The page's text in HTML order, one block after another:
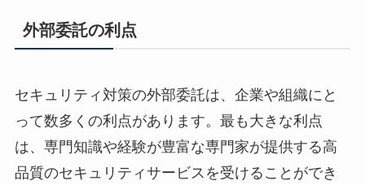
外部委託の利点
セキュリティ対策の外部委託は、企業や組織にと
って数多くの利点があります。最も大きな利点
は、専門知識や経験が豊富な専門家が提供する高
品質のセキュリティサービスを受けることができ